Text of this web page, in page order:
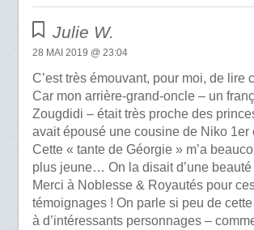
Julie W.
28 MAI 2019 @ 23:04
C’est très émouvant, pour moi, de lire
Car mon arrière-grand-oncle – un
Zougdidi – était très proche des
avait épousé une cousine de Niko 1er
Cette « tante de Géorgie » m’a
plus jeune… On la disait d’une
Merci à Noblesse & Royautés pour
témoignages ! On parle si peu de
à d’intéressants personnages –